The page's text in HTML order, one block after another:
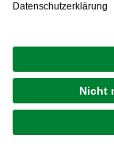
Leimholzplatte